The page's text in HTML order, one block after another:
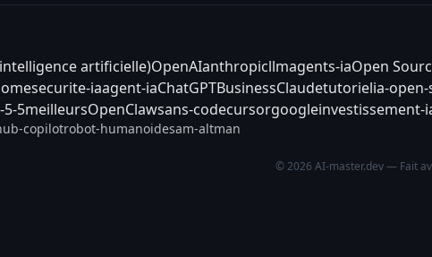
artificielle)OpenAIanthropicllmagents-iaOpen
securite-iaagent-iaChatGPTBusinessClaudetutorielia-
5meilleursOpenClawsans-codecursorgoogleinvestissement-
copilotrobot-humanoidesam-altman
© 2026 AI-master.dev — Fait